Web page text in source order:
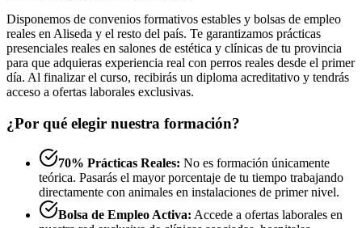
Disponemos de convenios formativos estables y bolsas de empleo
reales en Aliseda y el resto del país. Te garantizamos prácticas
presenciales reales en salones de estética y clínicas de tu provincia
para que adquieras experiencia real con perros reales desde el primer
día. Al finalizar el curso, recibirás un diploma acreditativo y tendrás
acceso a ofertas laborales exclusivas.
¿Por qué elegir nuestra formación?
70% Prácticas Reales: No es formación únicamente
teórica. Pasarás el mayor porcentaje de tu tiempo trabajando
directamente con animales en instalaciones de primer nivel.
Bolsa de Empleo Activa: Accede a ofertas laborales en